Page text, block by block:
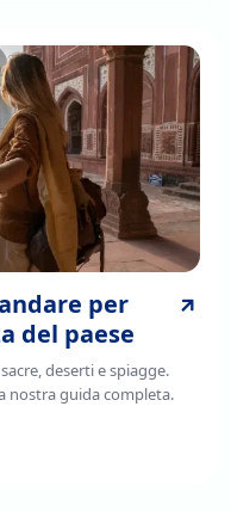
per
del paese
deserti e spiagge.
nostra guida completa.